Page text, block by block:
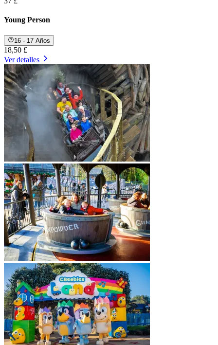
Young Person
16 - 17 Años
18,50 £
Ver detalles